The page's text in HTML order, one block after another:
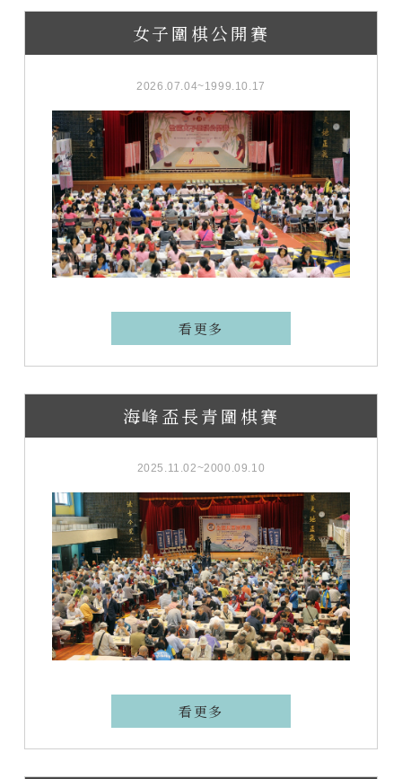
女子圍棋公開賽
2026.07.04~1999.10.17
看更多
海峰盃長青圍棋賽
2025.11.02~2000.09.10
看更多